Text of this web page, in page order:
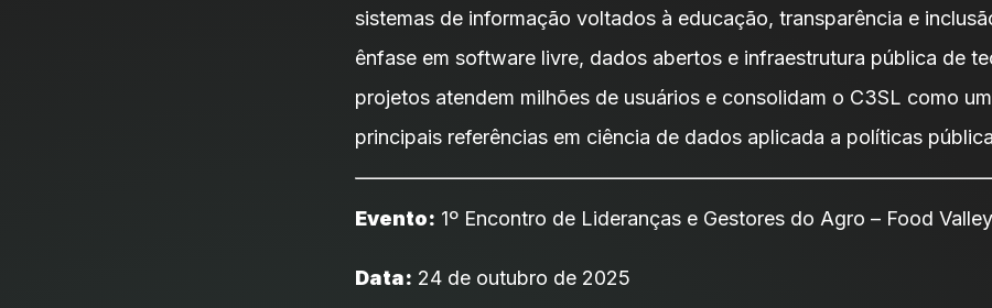
sistemas de informação voltados à educação, transparência e
ênfase em software livre, dados abertos e infraestrutura pública de
projetos atendem milhões de usuários e consolidam o C3SL como
principais referências em ciência de dados aplicada a políticas
Evento: 1º Encontro de Lideranças e Gestores do Agro – Food
Data: 24 de outubro de 2025